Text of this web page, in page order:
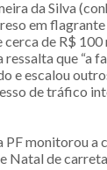
da Silva
em
de R$ 100
ressalta que “a
e escalou
de tráfico
PF monitorou a
Natal de